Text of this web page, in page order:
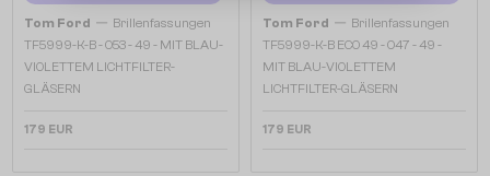
Tom Ford — Brillenfassungen
TF5999-K-B - 053 - 49 - MIT BLAU-
VIOLETTEM LICHTFILTER-
GLÄSERN
179 EUR
Tom Ford — Brillenfassungen
TF5999-K-B ECO 49 - 047 - 49 -
MIT BLAU-VIOLETTEM
LICHTFILTER-GLÄSERN
179 EUR